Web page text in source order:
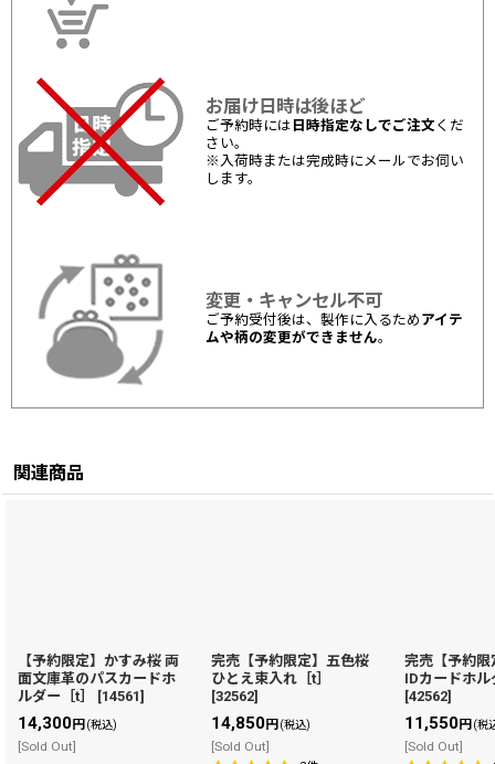
お届け日時は後ほど
ご予約時には 日時指定なしでご注文 くだ
さい。
※入荷時または完成時にメールでお伺い
します。
変更・キャンセル不可
ご予約受付後は、製作に入るため アイテ
ムや柄の変更ができません。
関連商品
【予約限定】かすみ桜 両
面文庫革のパスカードホ
ルダー［t］
[14561]
14,300円 (税込)
[Sold Out]
完売【予約限定】五色桜
ひとえ束入れ［t］
[32562]
14,850円 (税込)
[Sold Out]
完売【予約限
IDカードホ
[42562]
11,550円 (税
[Sold Out]